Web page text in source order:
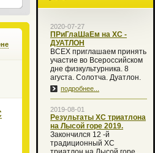
2020-07-27
ПРиГлаШаЕм на XC -
ДУАТЛОН
ВСЕХ приглашаем принять
участие во Всероссийском
дне физкультурника. 8
агуста. Солотча. Дуатлон.
подробнее...
2019-08-01
Результаты ХС триатлона
на Лысой горе 2019.
Закончился 12 -й
традиционный XC